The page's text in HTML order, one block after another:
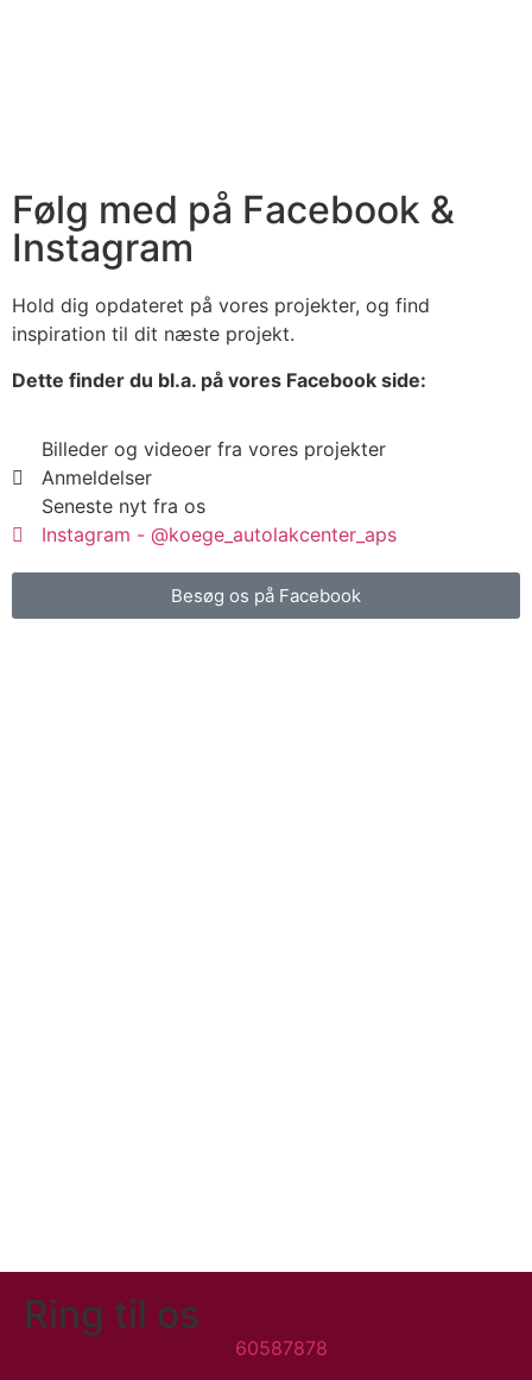
Følg med på Facebook &
Instagram
Hold dig opdateret på vores projekter, og find
inspiration til dit næste projekt.
Dette finder du bl.a. på vores Facebook side:
Billeder og videoer fra vores projekter
Anmeldelser
Seneste nyt fra os
Instagram - @koege_autolakcenter_aps
Besøg os på Facebook
Ring til os
60587878